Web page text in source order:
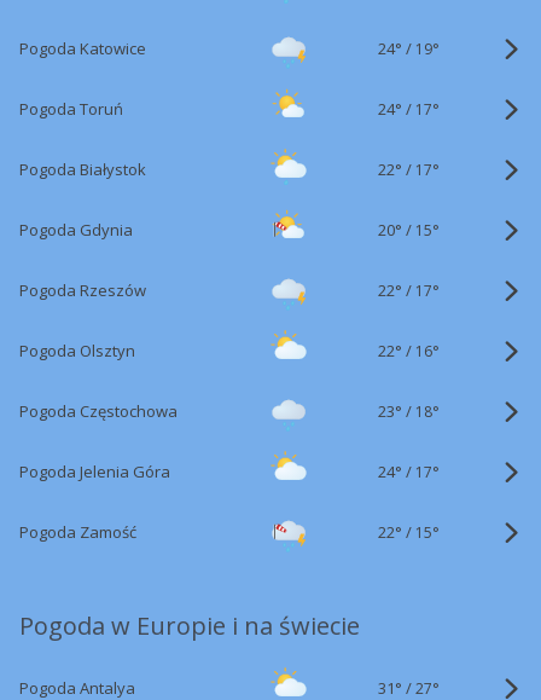
Pogoda Katowice 24° / 19°
Pogoda Toruń 24° / 17°
Pogoda Białystok 22° / 17°
Pogoda Gdynia 20° / 15°
Pogoda Rzeszów 22° / 17°
Pogoda Olsztyn 22° / 16°
Pogoda Częstochowa 23° / 18°
Pogoda Jelenia Góra 24° / 17°
Pogoda Zamość 22° / 15°
Pogoda w Europie i na świecie
Pogoda Antalya 31° /27°